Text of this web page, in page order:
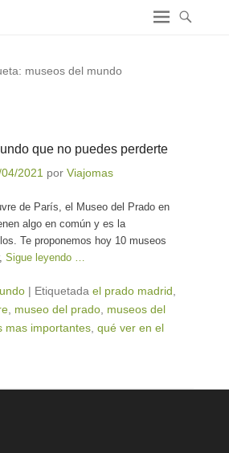
museos del mundo
que no puedes perderte
2021 por Viajomas
de París, el Museo del Prado en
algo en común y es la
Te proponemos hoy 10 museos
Sigue leyendo …
| Etiquetada el prado madrid
museo del prado museos del
mas importantes qué ver en el